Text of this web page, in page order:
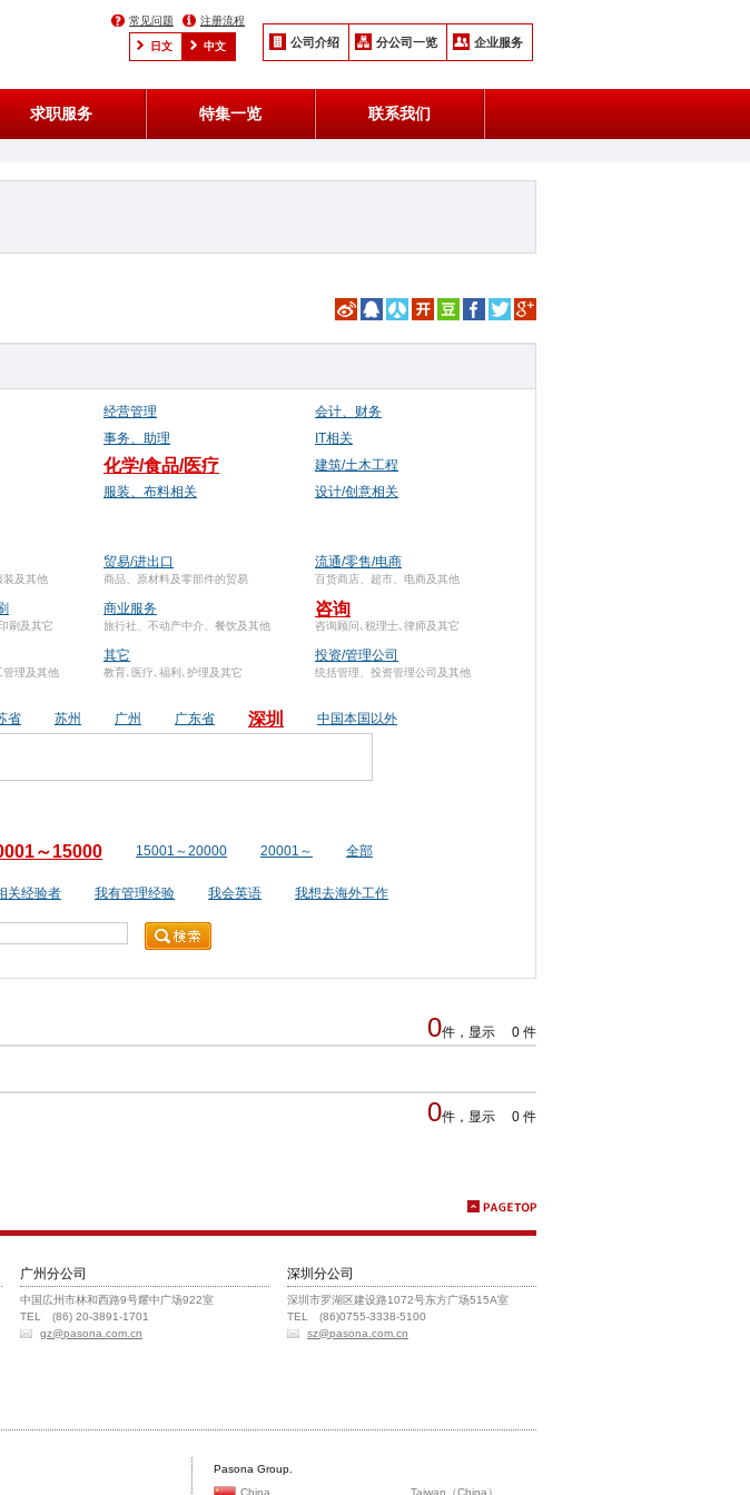
常见问题 注册流程
日文 中文 公司介绍 分公司一览 企业服务
求职服务 特集一览 联系我们
经营管理
会计、财务
事务、助理
IT相关
化学/食品/医疗
建筑/土木工程
服装、布料相关
设计/创意相关
装及其他
贸易/进出口
商品、原材料及零部件的贸易
流通/零售/电商
百货商店、超市、电商及其他
刷及其它
商业服务
旅行社、不动产中介、餐饮及其他
咨询
咨询顾问､税理士､律师及其它
管理及其他
其它
教育､医疗､福利､护理及其它
投资/管理公司
统括管理、投资管理公司及其他
省 苏州 广州 广东省 深圳 中国本国以外
～15000 15001～20000 20001～ 全部
关经验者 我有管理经验 我会英语 我想去海外工作
0件，显示 0 件
0件，显示 0 件
广州分公司
中国広州市林和西路9号耀中广场922室
TEL (86) 20-3891-1701
gz@pasona.com.cn
深圳分公司
深圳市罗湖区建设路1072号东方广场515A室
TEL (86)0755-3338-5100
sz@pasona.com.cn
Pasona Group.
China
Taiwan（China）